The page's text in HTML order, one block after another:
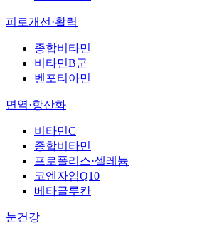
피로개선·활력
종합비타민
비타민B군
벤포티아민
면역·항산화
비타민C
종합비타민
프로폴리스·셀레늄
코엔자임Q10
베타글루칸
눈건강